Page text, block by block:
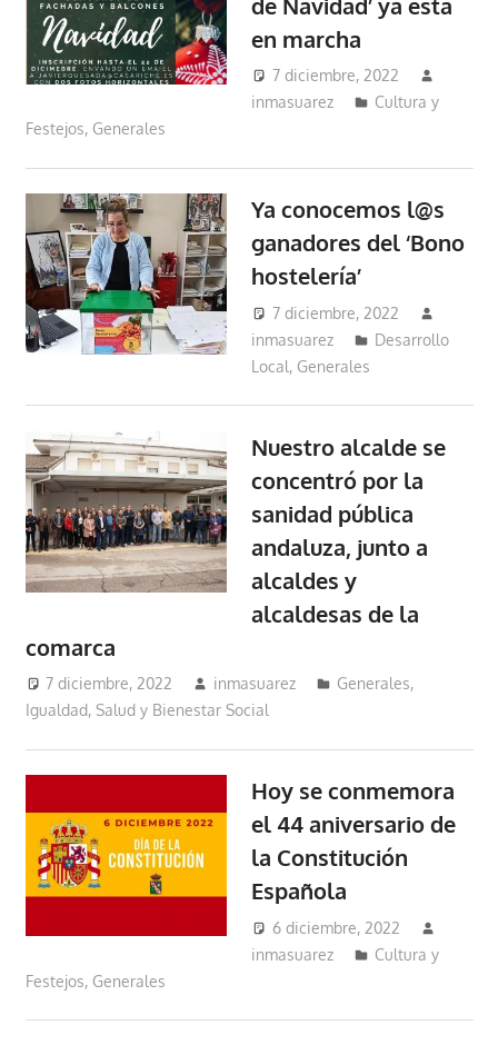
en marcha
7 diciembre, 2022
inmasuarez
Cultura y
Festejos, Generales
Ya conocemos l@s
ganadores del ‘Bono
hostelería’
7 diciembre, 2022
inmasuarez
Desarrollo
Local, Generales
Nuestro alcalde se
concentró por la
sanidad pública
andaluza, junto a
alcaldes y
alcaldesas de la
comarca
7 diciembre, 2022 inmasuarez Generales,
Igualdad, Salud y Bienestar Social
Hoy se conmemora
el 44 aniversario de
la Constitución
Española
6 diciembre, 2022
inmasuarez
Cultura y
Festejos, Generales